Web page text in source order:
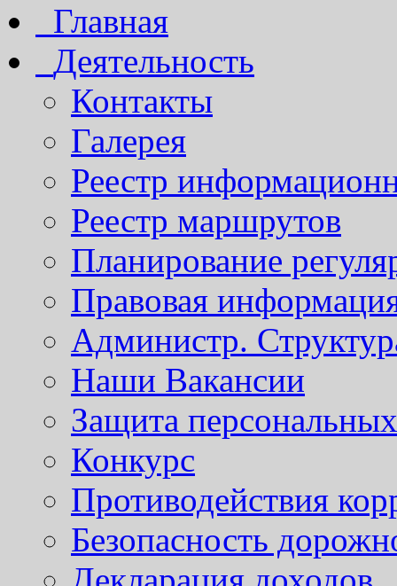
Главная
Деятельность
Контакты
Галерея
Реестр
Реестр маршрутов
Планирование
Правовая
Администр.
Наши Вакансии
Защита
Конкурс
Противодействия
Безопасность